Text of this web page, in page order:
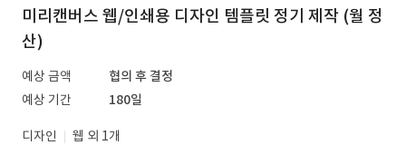
미리캔버스 웹/인쇄용 디자인 템플릿 정기 제작 (월 정
산)
예상 금액
협의 후 결정
예상 기간
180일
디자인
웹 외 1개